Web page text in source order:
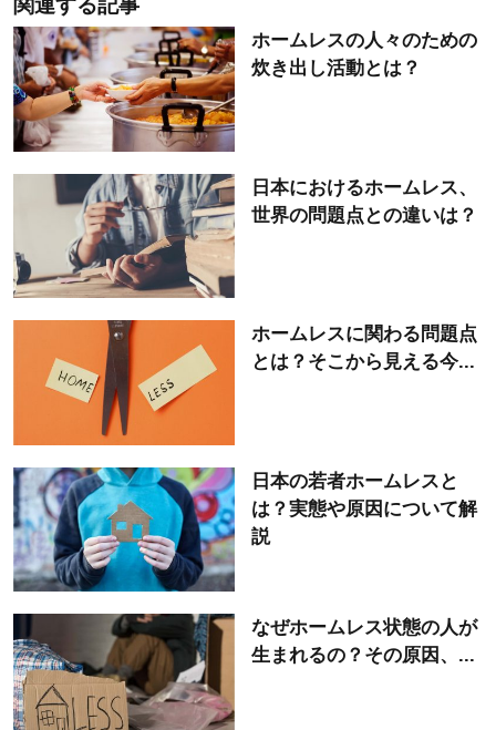
関連する記事
ホームレスの人々のための
炊き出し活動とは？
日本におけるホームレス、
世界の問題点との違いは？
ホームレスに関わる問題点
とは？そこから見える今...
日本の若者ホームレスと
は？実態や原因について解
説
なぜホームレス状態の人が
生まれるの？その原因、...